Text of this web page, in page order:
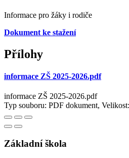
Informace pro žáky i rodiče
Dokument ke stažení
Přílohy
informace ZŠ 2025-2026.pdf
informace ZŠ 2025-2026.pdf
Typ souboru: PDF dokument,
Základní škola